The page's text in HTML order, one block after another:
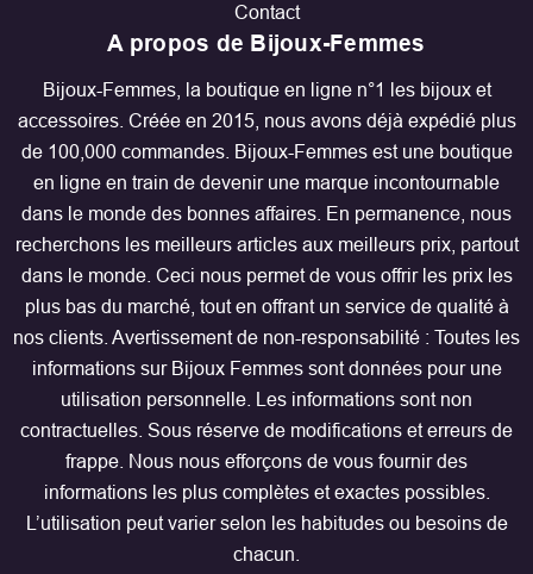
Contact
A propos de Bijoux-Femmes
Bijoux-Femmes, la boutique en ligne n°1 les bijoux et
accessoires. Créée en 2015, nous avons déjà expédié plus
de 100,000 commandes. Bijoux-Femmes est une boutique
en ligne en train de devenir une marque incontournable
dans le monde des bonnes affaires. En permanence, nous
recherchons les meilleurs articles aux meilleurs prix, partout
dans le monde. Ceci nous permet de vous offrir les prix les
plus bas du marché, tout en offrant un service de qualité à
nos clients. Avertissement de non-responsabilité : Toutes les
informations sur Bijoux Femmes sont données pour une
utilisation personnelle. Les informations sont non
contractuelles. Sous réserve de modifications et erreurs de
frappe. Nous nous efforçons de vous fournir des
informations les plus complètes et exactes possibles.
L’utilisation peut varier selon les habitudes ou besoins de
chacun.